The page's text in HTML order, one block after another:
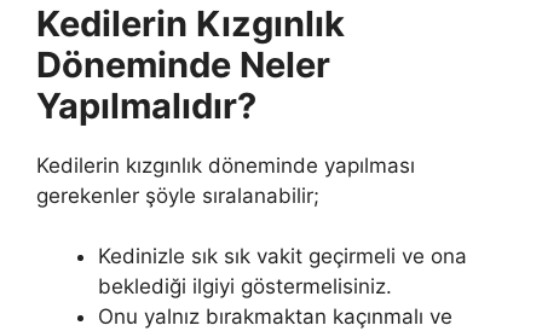
Kedilerin Kızgınlık
Döneminde Neler
Yapılmalıdır?
Kedilerin kızgınlık döneminde yapılması
gerekenler şöyle sıralanabilir;
Kedinizle sık sık vakit geçirmeli ve ona
beklediği ilgiyi göstermelisiniz.
Onu yalnız bırakmaktan kaçınmalı ve